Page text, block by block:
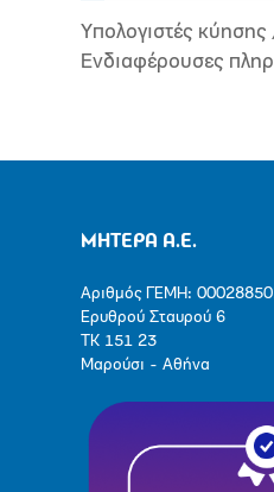
Υπολογιστές
Ενδιαφέρουσες
ΜΗΤΕΡΑ Α.Ε.
Αριθμός ΓΕΜΗ:
Ερυθρού Σταυρού 6
ΤΚ 151 23
Μαρούσι - Αθήνα